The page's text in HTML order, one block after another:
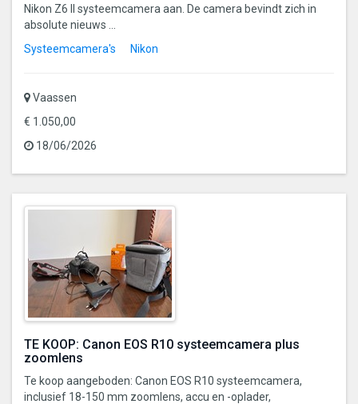
Nikon Z6 II systeemcamera aan. De camera bevindt zich in
absolute nieuws ...
Systeemcamera's
Nikon
Vaassen
€ 1.050,00
18/06/2026
TE KOOP: Canon EOS R10 systeemcamera plus
zoomlens
Te koop aangeboden: Canon EOS R10 systeemcamera,
inclusief 18-150 mm zoomlens, accu en -oplader,